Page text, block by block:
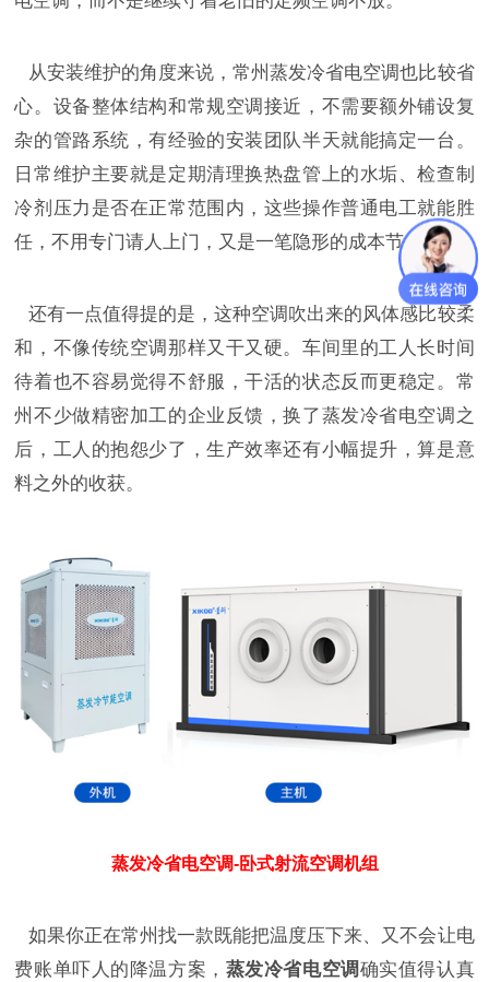
从安装维护的角度来说，常州蒸发冷省电空调也比较省
心。设备整体结构和常规空调接近，不需要额外铺设复
杂的管路系统，有经验的安装团队半天就能搞定一台。
日常维护主要就是定期清理换热盘管上的水垢、检查制
冷剂压力是否在正常范围内，这些操作普通电工就能胜
任，不用专门请人上门，又是一笔隐形的成本节省。
还有一点值得提的是，这种空调吹出来的风体感比较柔
和，不像传统空调那样又干又硬。车间里的工人长时间
待着也不容易觉得不舒服，干活的状态反而更稳定。常
州不少做精密加工的企业反馈，换了蒸发冷省电空调之
后，工人的抱怨少了，生产效率还有小幅提升，算是意
料之外的收获。
蒸发冷省电空调-卧式射流空调机组
如果你正在常州找一款既能把温度压下来、又不会让电
费账单吓人的降温方案， 蒸发冷省电空调确实值得认真